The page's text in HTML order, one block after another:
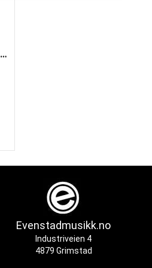
Desktop Hodetelefonstativ
Evenstadmusikk.no
Industriveien 4
4879 Grimstad